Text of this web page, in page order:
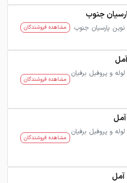
پارسیان جنوب مشاهده فروشندگان
و پروفیل برفیان
مشاهده فروشندگان
و پروفیل برفیان
مشاهده فروشندگان